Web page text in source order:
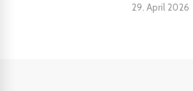
29. April 2026